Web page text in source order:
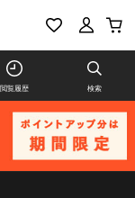
閲覧履歴 検索